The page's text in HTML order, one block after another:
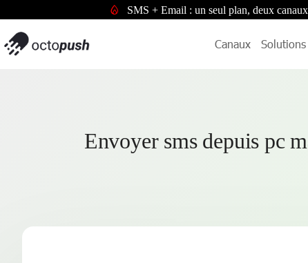
SMS + Email : un seul plan, deux canaux
Canaux Solutions
Envoyer sms depuis pc